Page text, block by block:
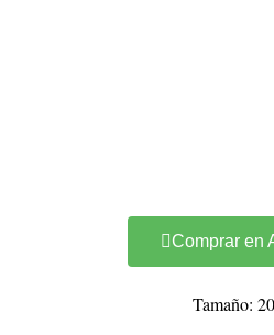
Comprar en
Tamaño: